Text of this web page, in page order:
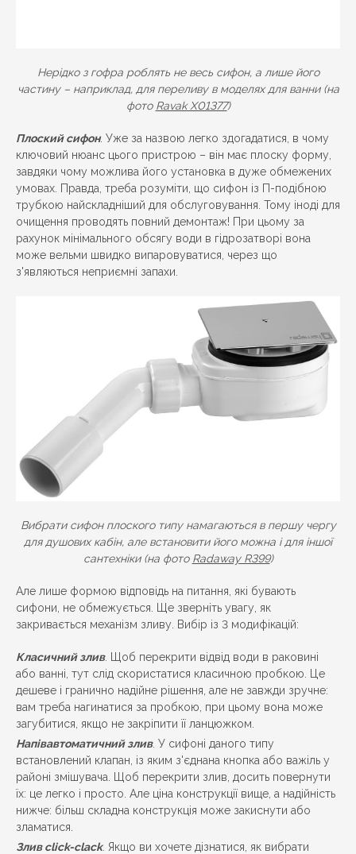
Нерідко з гофра роблять не весь сифон, а лише його
частину – наприклад, для переливу в моделях для ванни (на
фото Ravak X01377)
Плоский сифон. Уже за назвою легко здогадатися, в чому
ключовий нюанс цього пристрою – він має плоску форму,
завдяки чому можлива його установка в дуже обмежених
умовах. Правда, треба розуміти, що сифон із П-подібною
трубкою найскладніший для обслуговування. Тому іноді для
очищення проводять повний демонтаж! При цьому за
рахунок мінімального обсягу води в гідрозатворі вона
може вельми швидко випаровуватися, через що
з'являються неприємні запахи.
Вибрати сифон плоского типу намагаються в першу чергу
для душових кабін, але встановити його можна і для іншої
сантехніки (на фото Radaway R399)
Але лише формою відповідь на питання, які бувають
сифони, не обмежується. Ще зверніть увагу, як
закривається механізм зливу. Вибір із 3 модифікацій:
Класичний злив. Щоб перекрити відвід води в раковині
або ванні, тут слід скористатися класичною пробкою. Це
дешеве і гранично надійне рішення, але не завжди зручне:
вам треба нагинатися за пробкою, при цьому вона може
загубитися, якщо не закріпити її ланцюжком.
Напівавтоматичний злив. У сифоні даного типу
встановлений клапан, із яким з'єднана кнопка або важіль у
районі змішувача. Щоб перекрити злив, досить повернути
їх: це легко і просто. Але ціна конструкції вище, а надійність
нижче: більш складна конструкція може закиснути або
зламатися.
Злив click-clack. Якщо ви хочете дізнатися, як вибрати